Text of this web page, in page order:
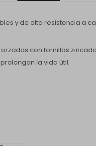
y de alta resistencia a
con tornillos
la vida útil.